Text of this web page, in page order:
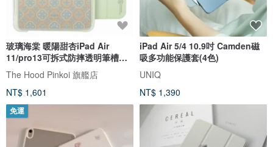
玻璃海棠 暖陽甜杏iPad Air
11/pro13可拆式防摔透明筆槽摺
套ipad
The Hood Pinkoi 旗艦店
NT$ 1,601
iPad Air 5/4 10.9吋 Camden磁
吸多功能保護套(4色)
UNIQ
NT$ 1,390
免運